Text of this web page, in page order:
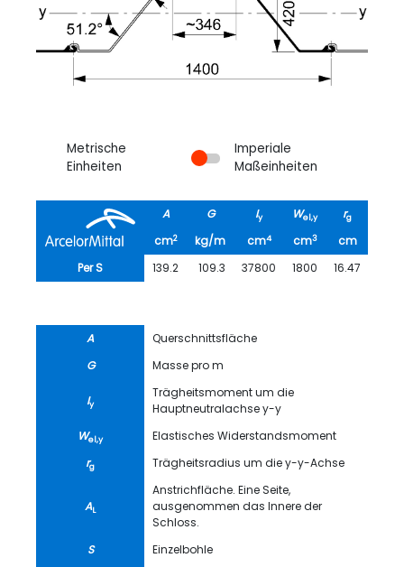
Metrische
Einheiten
Imperiale
Maßeinheiten
A G Iy Wel,y rg
cm2 kg/m cm4 cm3 cm
Per S
139.2 109.3 37800 1800 16.47
A
Querschnittsfläche
G
Masse pro m
Iy
Trägheitsmoment um die
Hauptneutralachse y-y
Wel,y
Elastisches Widerstandsmoment
rg Trägheitsradius um die y-y-Achse
AL
Anstrichfläche. Eine Seite,
ausgenommen das Innere der
Schloss.
S
Einzelbohle